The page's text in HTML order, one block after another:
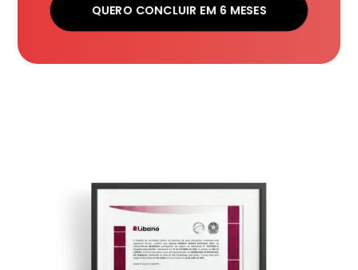
QUERO CONCLUIR EM 6 MESES